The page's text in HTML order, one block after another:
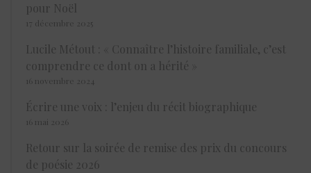
pour Noël
17 décembre 2025
Lucile Métout : « Connaître l’histoire familiale, c’est
comprendre ce dont on a hérité »
16 novembre 2024
Écrire une voix : l’enjeu du récit biographique
16 mai 2026
Retour sur la soirée de remise des prix du concours
de poésie 2026